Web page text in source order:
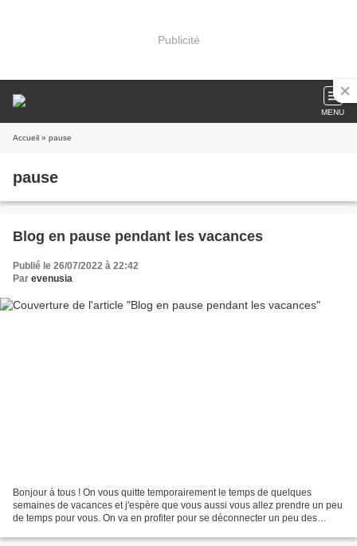
Publicité
MENU
Accueil » pause
pause
Blog en pause pendant les vacances
Publié le 26/07/2022 à 22:42
Par evenusia
Bonjour à tous ! On vous quitte temporairement le temps de quelques
semaines de vacances et j'espère que vous aussi vous allez prendre un peu
de temps pour vous. On va en profiter pour se déconnecter un peu des